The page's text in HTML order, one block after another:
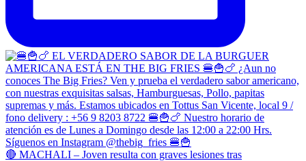
🔴 MACHALI – Joven resulta con graves lesiones tras